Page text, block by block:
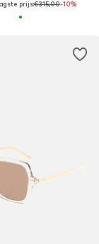
prijs:€315,00-10%